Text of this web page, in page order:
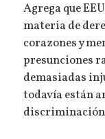
Agrega que
materia de
corazones y
presunciones
demasiadas
todavía están